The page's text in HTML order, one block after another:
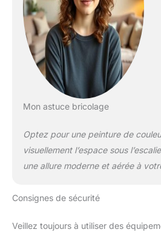
Mon astuce bricolage
Optez pour une peinture de
visuellement l’espace sous
une allure moderne et aérée à
Consignes de sécurité
Veillez toujours à utiliser des